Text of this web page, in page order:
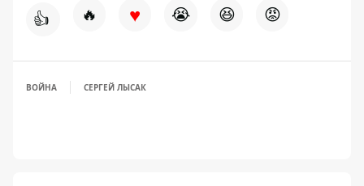
👍 🔥 ♥ 😭 😆 😡
ВОЙНА СЕРГЕЙ ЛЫСАК